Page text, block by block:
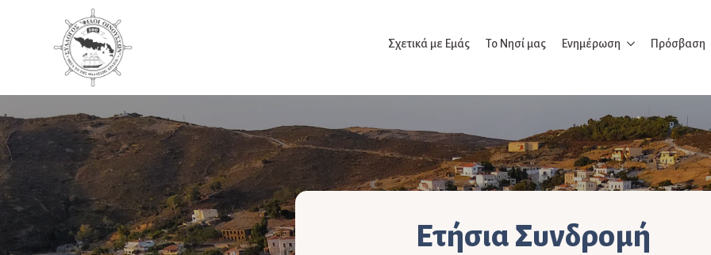
Σχετικά με Εμάς Το Νησί μας Ενημέρωση Πρόσβαση
Ετήσια Συνδρομή